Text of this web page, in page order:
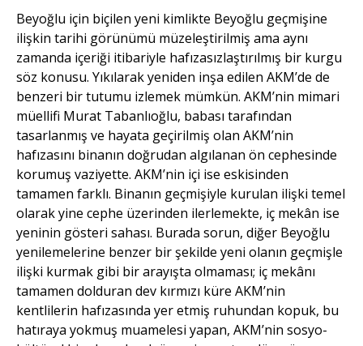
Beyoğlu için biçilen yeni kimlikte Beyoğlu geçmişine
ilişkin tarihi görünümü müzeleştirilmiş ama aynı
zamanda içeriği itibariyle hafızasızlaştırılmış bir kurgu
söz konusu. Yıkılarak yeniden inşa edilen AKM’de de
benzeri bir tutumu izlemek mümkün. AKM’nin mimari
müellifi Murat Tabanlıoğlu, babası tarafından
tasarlanmış ve hayata geçirilmiş olan AKM’nin
hafızasını binanın doğrudan algılanan ön cephesinde
korumuş vaziyette. AKM’nin içi ise eskisinden
tamamen farklı. Binanın geçmişiyle kurulan ilişki temel
olarak yine cephe üzerinden ilerlemekte, iç mekân ise
yeninin gösteri sahası. Burada sorun, diğer Beyoğlu
yenilemelerine benzer bir şekilde yeni olanın geçmişle
ilişki kurmak gibi bir arayışta olmaması; iç mekânı
tamamen dolduran dev kırmızı küre AKM’nin
kentlilerin hafızasında yer etmiş ruhundan kopuk, bu
hatıraya yokmuş muamelesi yapan, AKM’nin sosyo-